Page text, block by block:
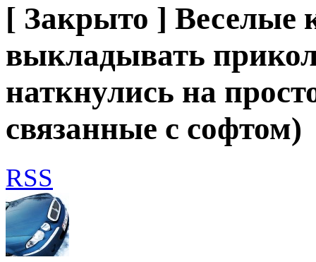
[ Закрыто ] Веселые
выкладывать
наткнулись на
связанные с софтом)
RSS